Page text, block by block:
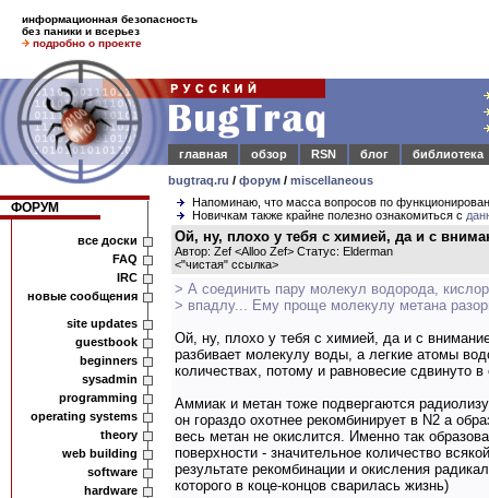
информационная безопасность
без паники и всерьез
подробно о проекте
главная обзор RSN блог
библиотека
bugtraq.ru / форум / miscellaneous
ФОРУМ
все доски
FAQ
IRC
новые сообщения
site updates
guestbook
beginners
sysadmin
programming
operating systems
theory
web building
software
hardware
Напоминаю, что масса вопросов по
Новичкам также крайне полезно ознакомиться с
Ой, ну, плохо у тебя с химией, да и с
Автор: Zef <Alloo Zef> Статус: Elderman
<"чистая" ссылка>
> А соединить пару молекул водорода,
> впадлу... Ему проще молекулу метана
Ой, ну, плохо у тебя с химией, да и с
разбивает молекулу воды, а легкие атомы
количествах, потому и равновесие сдвинуто
Аммиак и метан тоже подвергаются
он гораздо охотнее рекомбинирует в N2 а
весь метан не окислится. Именно так
поверхности - значительное количество
результате рекомбинации и окисления
которого в коце-концов сварилась жизнь)